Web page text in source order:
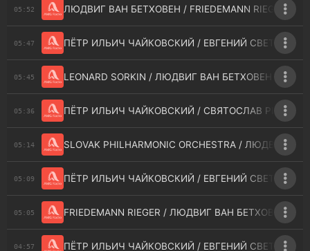
05:52 ЛЮДВИГ ВАН БЕТХОВЕН / FRIEDEMANN RIEGER -
05:47 ПЁТР ИЛЬИЧ ЧАЙКОВСКИЙ / ЕВГЕНИЙ
05:45 LEONARD SORKIN / ЛЮДВИГ ВАН БЕТХОВЕН -
05:36 ПЁТР ИЛЬИЧ ЧАЙКОВСКИЙ / СВЯТОСЛАВ РИХТЕР /
05:14 SLOVAK PHILHARMONIC ORCHESTRA / ЛЮДВИГ
05:09 ПЁТР ИЛЬИЧ ЧАЙКОВСКИЙ / ЕВГЕНИЙ
05:05 FRIEDEMANN RIEGER / ЛЮДВИГ ВАН БЕТХОВЕН /
04:57 ПЁТР ИЛЬИЧ ЧАЙКОВСКИЙ / ЕВГЕНИЙ СВЕТЛАНОВ